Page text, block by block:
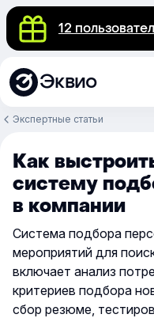
12
Эквио
Экспертные статьи
Как
систему
в компании
Система подбора
мероприятий для
включает анализ
критериев подбора
сбор резюме,